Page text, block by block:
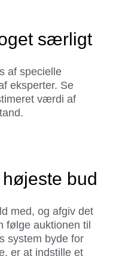
særligt
af specielle
eksperter. Se
værdi af
bud
med, og afgiv det
følge auktionen til
system byde for
er at indstille et